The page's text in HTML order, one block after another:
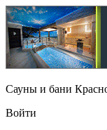
Сауны и бани
Войти